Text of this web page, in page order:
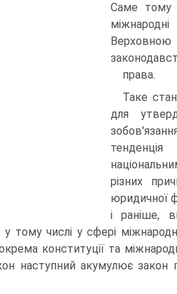
Саме тому
права.
Таке
для
різних
юридичної
і раніше,
тому числі у сфері
конституції та
наступний акумулює